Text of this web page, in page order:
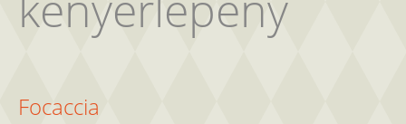
Focaccia